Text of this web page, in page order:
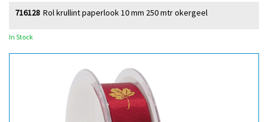
Rol krullint paperlook 10 mm 250 mtr okergeel
716128
In Stock